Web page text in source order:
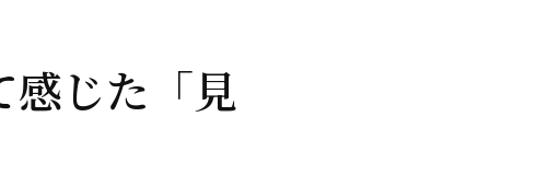
感じた「見